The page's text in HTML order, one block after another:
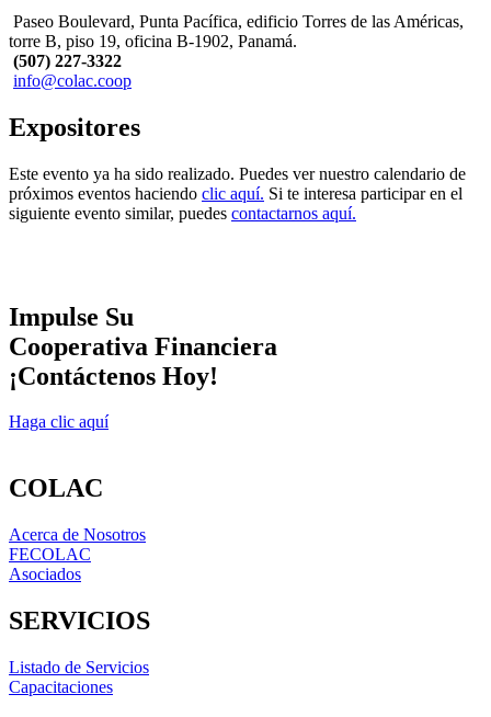
Paseo Boulevard, Punta Pacífica, edificio Torres de las Américas,
torre B, piso 19, oficina B-1902, Panamá.
(507) 227-3322
info@colac.coop
Expositores
Este evento ya ha sido realizado. Puedes ver nuestro calendario de
próximos eventos haciendo clic aquí. Si te interesa participar en el
siguiente evento similar, puedes contactarnos aquí.
Impulse Su
Cooperativa Financiera
¡Contáctenos Hoy!
Haga clic aquí
COLAC
Acerca de Nosotros
FECOLAC
Asociados
SERVICIOS
Listado de Servicios
Capacitaciones